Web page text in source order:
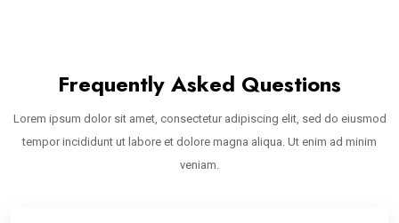
Frequently Asked Questions
Lorem ipsum dolor sit amet, consectetur adipiscing elit, sed do eiusmod
tempor incididunt ut labore et dolore magna aliqua. Ut enim ad minim
veniam.